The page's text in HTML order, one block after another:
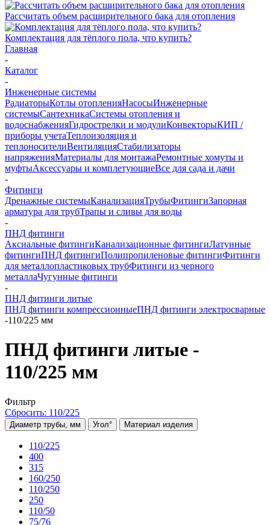
Рассчитать объем расширительного бака для отопления
Комплектация для тёплого пола, что купить?
Главная
-
Каталог
-
Инженерные системы
РадиаторыКотлы отопленияНасосыИнженерные
системыСантехникаСистемы отопления и
водоснабженияГидрострелки и модулиКонвекторыКИП /
приборы учетаТеплоизоляция и
теплоносителиВентиляцияСтабилизаторы
напряженияМатериалы для монтажаРемонтные хомуты и
муфтыАксессуары и комплетующиеВсе для сада и дачи
-
Фитинги
Дренажные системыКанализацияТрубыФитингиЗапорная
арматура для трубТрапы и сливы для воды
-
ПНД фитинги
Аксиальные фитингиКанализационные фитингиЛатунные
фитингиПНД фитингиПолипропиленовые фитингиФитинги
для металлопластиковых трубФитинги из черного
металлаЧугунные фитинги
-
ПНД фитинги литые
ПНД фитинги компрессионныеПНД фитинги электросварные
-110/225 мм
ПНД фитинги литые -
110/225 мм
Фильтр
Сбросить: 110/225
Диаметр трубы, мм Угол° Материал изделия
110/225
400
315
160/250
110/250
250
110/50
75/76